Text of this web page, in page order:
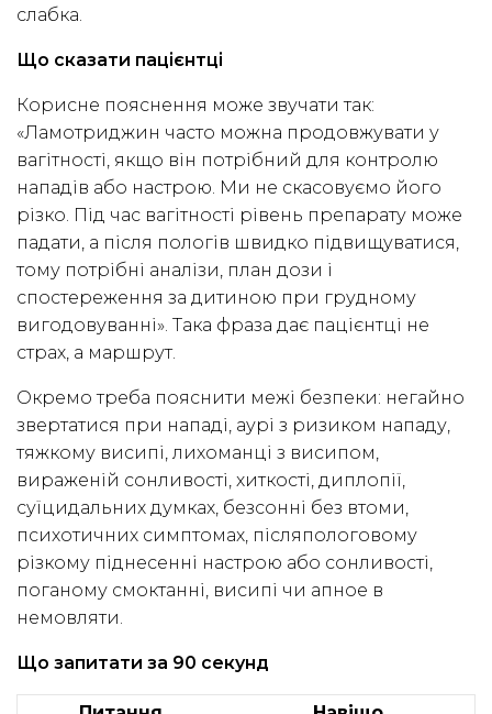
слабка.
Що сказати пацієнтці
Корисне пояснення може звучати так:
«Ламотриджин часто можна продовжувати у
вагітності, якщо він потрібний для контролю
нападів або настрою. Ми не скасовуємо його
різко. Під час вагітності рівень препарату може
падати, а після пологів швидко підвищуватися,
тому потрібні аналізи, план дози і
спостереження за дитиною при грудному
вигодовуванні». Така фраза дає пацієнтці не
страх, а маршрут.
Окремо треба пояснити межі безпеки: негайно
звертатися при нападі, аурі з ризиком нападу,
тяжкому висипі, лихоманці з висипом,
вираженій сонливості, хиткості, диплопії,
суїцидальних думках, безсонні без втоми,
психотичних симптомах, післяпологовому
різкому піднесенні настрою або сонливості,
поганому смоктанні, висипі чи апное в
немовляти.
Що запитати за 90 секунд